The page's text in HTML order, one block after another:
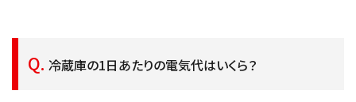
冷蔵庫の1日あたりの電気代はいくら？